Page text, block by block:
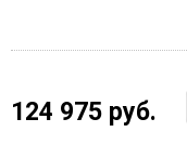
124 975 руб.